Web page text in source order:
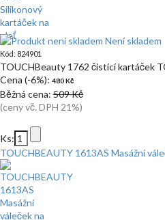
Není skladem
Kód: 824901
TOUCHBeauty 1762 čistící kartáček
Cena (-6%): 480 Kč
Běžná cena: 509 Kč
(ceny vč. DPH 21%)
Ks:
TOUCHBEAUTY 1613AS Masážní